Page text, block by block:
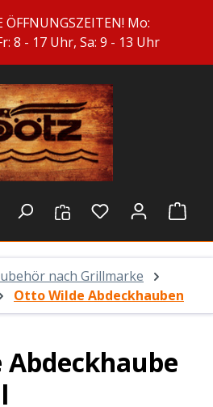
ÖFFNUNGSZEITEN! Mo:
8 - 17 Uhr, Sa: 9 - 13 Uhr
Du hast 0
nach Grillmarke
Otto Wilde Abdeckhauben